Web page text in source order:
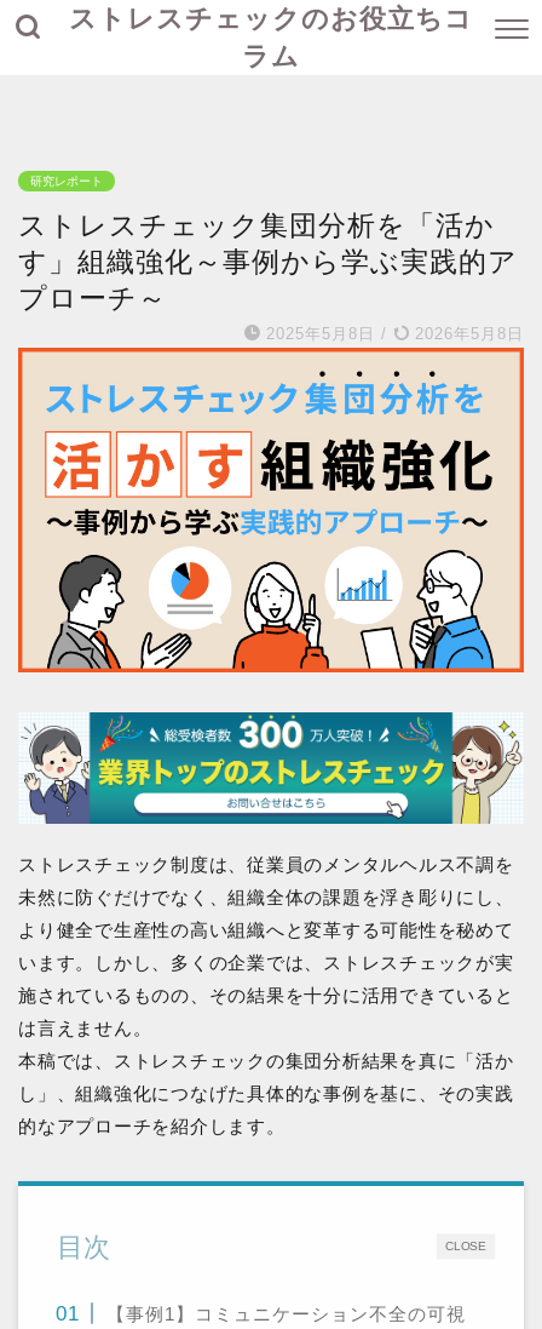
ストレスチェックのお役立ちコ
ラム
研究レポート
ストレスチェック集団分析を「活か
す」組織強化～事例から学ぶ実践的ア
プローチ～
2025年5月8日 / 2026年5月8日
ストレスチェック制度は、従業員のメンタルヘルス不調を
未然に防ぐだけでなく、組織全体の課題を浮き彫りにし、
より健全で生産性の高い組織へと変革する可能性を秘めて
います。しかし、多くの企業では、ストレスチェックが実
施されているものの、その結果を十分に活用できていると
は言えません。
本稿では、ストレスチェックの集団分析結果を真に「活か
し」、組織強化につなげた具体的な事例を基に、その実践
的なアプローチを紹介します。
CLOSE
目次
【事例1】コミュニケーション不全の可視